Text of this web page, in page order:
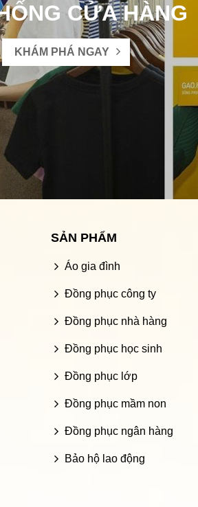
CỬA HÀNG
KHÁM PHÁ NGAY
SẢN PHẨM
Áo gia đình
Đồng phục công ty
Đồng phục nhà hàng
Đồng phục học sinh
Đồng phục lớp
Đồng phục mầm non
Đồng phục ngân hàng
Bảo hộ lao động